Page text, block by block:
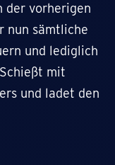
der vorherigen
nun sämtliche
und lediglich
mit
und ladet den